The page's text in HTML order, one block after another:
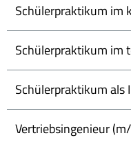
Schülerpraktikum im
Schülerpraktikum im
Schülerpraktikum
Vertriebsingenieur